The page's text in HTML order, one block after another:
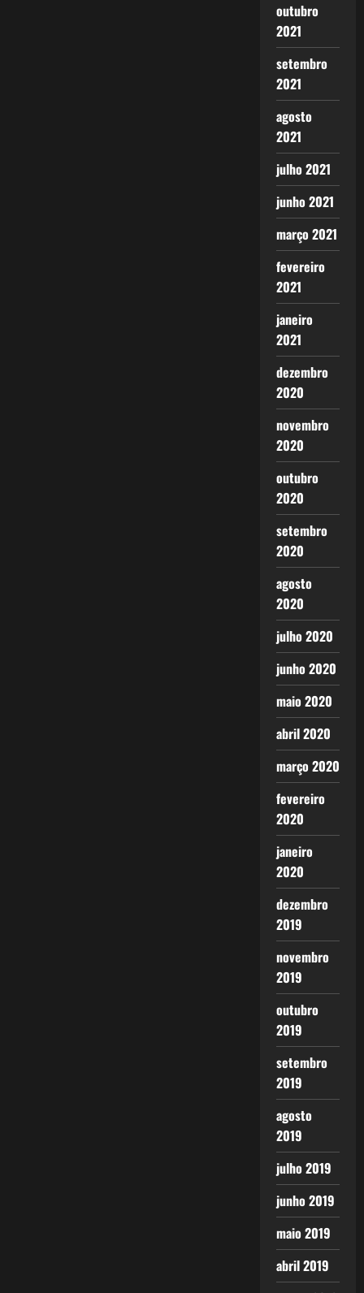
outubro
2021
setembro
2021
agosto
2021
julho 2021
junho 2021
março 2021
fevereiro
2021
janeiro
2021
dezembro
2020
novembro
2020
outubro
2020
setembro
2020
agosto
2020
julho 2020
junho 2020
maio 2020
abril 2020
março 2020
fevereiro
2020
janeiro
2020
dezembro
2019
novembro
2019
outubro
2019
setembro
2019
agosto
2019
julho 2019
junho 2019
maio 2019
abril 2019